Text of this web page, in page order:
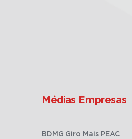
Médias Empresas
BDMG Giro Mais PEAC